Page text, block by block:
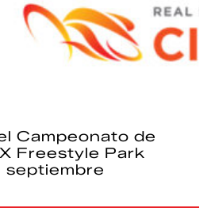
Campeonato de
Freestyle Park